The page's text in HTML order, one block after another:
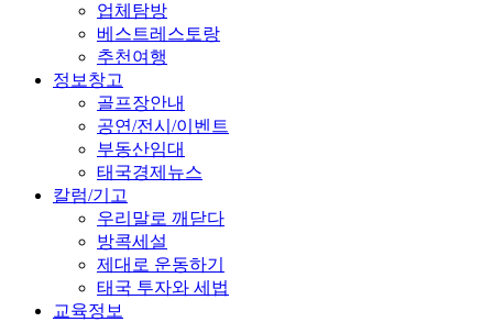
업체탐방
베스트레스토랑
추천여행
정보창고
골프장안내
공연/전시/이벤트
부동산임대
태국경제뉴스
칼럼/기고
우리말로 깨닫다
방콕세설
제대로 운동하기
태국 투자와 세법
교육정보